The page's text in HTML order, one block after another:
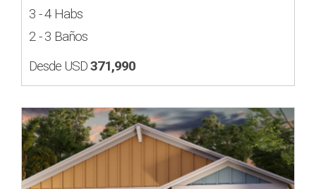
3 - 4 Habs
2 - 3 Baños
Desde USD371,990